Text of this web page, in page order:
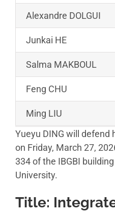
Alexandre DOLGUI
Junkai HE
Salma MAKBOUL
Feng CHU
Ming LIU
Yueyu DING will defend
on Friday, March 27,
334 of the IBGBI
University.
Title: